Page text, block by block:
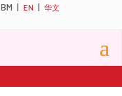
BM |EN |华文